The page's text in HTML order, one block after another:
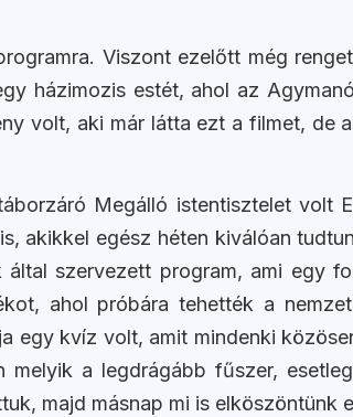
Viszont ezelőtt még
házimozis estét, ahol az
volt, aki már látta ezt a filmet, de
Megálló istentisztelet volt
akikkel egész héten kiválóan
szervezett program, ami egy
ahol próbára tehették a
egy kvíz volt, amit mindenki
melyik a legdrágább fűszer,
majd másnap mi is elköszöntünk